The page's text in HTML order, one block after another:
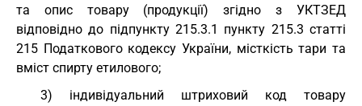
та опис товару (продукції) згідно з УКТЗЕД
відповідно до підпункту 215.3.1 пункту 215.3 статті
215 Податкового кодексу України, місткість тари та
вміст спирту етилового;
3) індивідуальний штриховий код товару